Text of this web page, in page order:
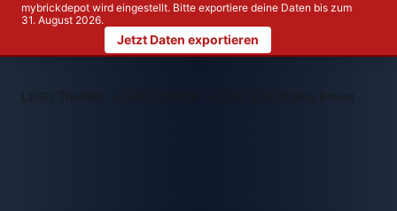
mybrickdepot wird eingestellt. Bitte exportiere deine Daten bis zum
31. August 2026.
Jetzt Daten exportieren
LEGO Themen > LEGO 31039 Blue Power Jet